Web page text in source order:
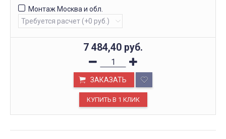
Монтаж Москва и обл.
7 484,40 руб.
ЗАКАЗАТЬ